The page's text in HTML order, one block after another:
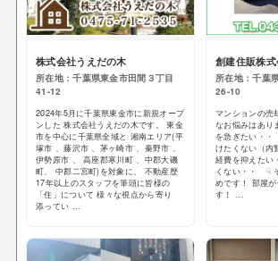
株式会社うえだの木
所在地：千葉県東金市田間３丁目
41-12
2024年5月に千葉県東金市に新規オープ
ンした 株式会社うえだの木です。 東金
市を中心に千葉県全域と 湘南エリア(平
塚市 、藤沢市 、茅ヶ崎市 、秦野市 、
伊勢原市 、 高座郡寒川町 、中郡大磯
町、 中郡二宮町)を対象に、 不動産歴
17年以上のスタッフを筆頭に皆様の
「住」について 様々な視点から寄り
添ってい ...
創建住販株
所在地：千葉
26-10
マンションの売
なお悩みはあ
を急ぎたい・・
けたくない（内
経費を抑えたい
くない・・ ☟
めです！ 部屋
す！ ...